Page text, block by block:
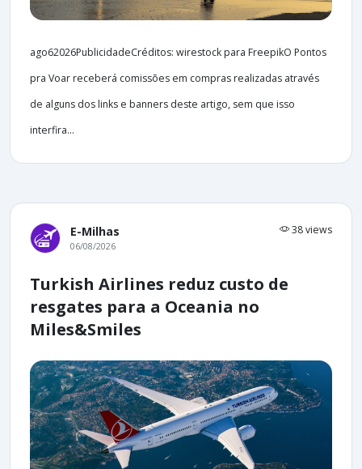
ago62026PublicidadeCréditos: wirestock para FreepikO Pontos
pra Voar receberá comissões em compras realizadas através
de alguns dos links e banners deste artigo, sem que isso
interfira...
E-Milhas 38 views
06/08/2026
Turkish Airlines reduz custo de
resgates para a Oceania no
Miles&Smiles